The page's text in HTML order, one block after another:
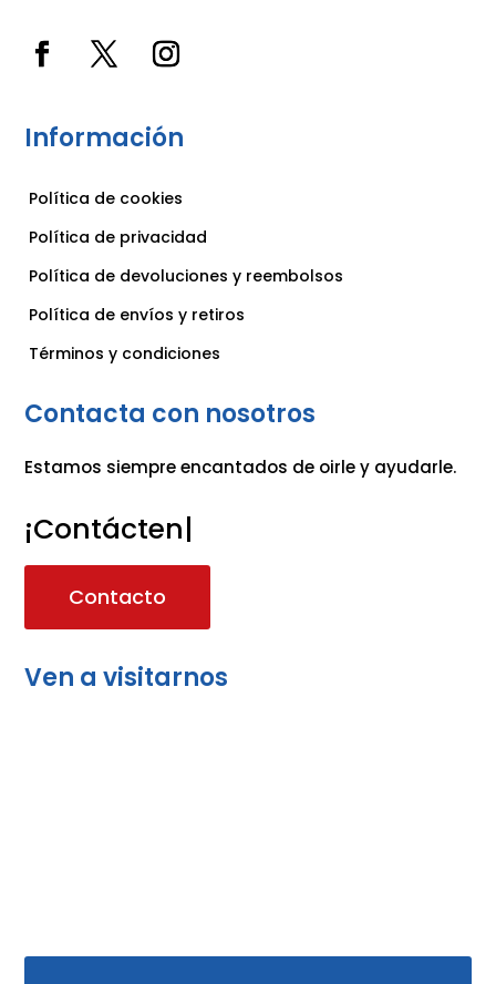
Información
Política de cookies
Política de privacidad
Política de devoluciones y reembolsos
Política de envíos y retiros
Términos y condiciones
Contacta con nosotros
Estamos siempre encantados de oirle y ayudarle.
¡Contácteno
Contacto
Ven a visitarnos